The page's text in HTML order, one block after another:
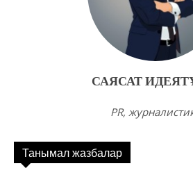
САЯСАТ
PR,
Танымал жазбалар